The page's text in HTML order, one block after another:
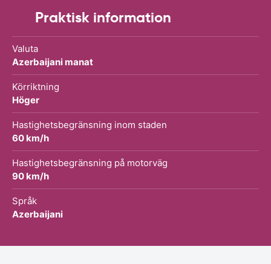
Praktisk information
Valuta
Azerbaijani manat
Körriktning
Höger
Hastighetsbegränsning inom staden
60 km/h
Hastighetsbegränsning på motorväg
90 km/h
Språk
Azerbaijani